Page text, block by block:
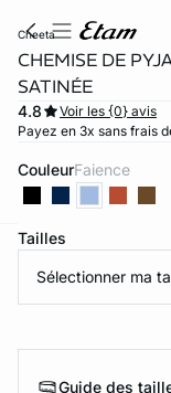
cheeta
CHEMISE DE
SATINÉE
4.8
Voir les {0} avis
Payez en 3x sans frais
Couleur faience
Tailles
Sélectionner ma
Guide des